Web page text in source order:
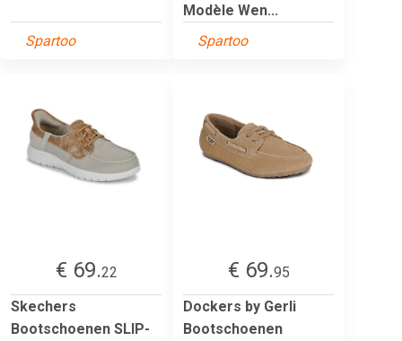
Spartoo
Modèle Wen...
Spartoo
€ 69.22
Skechers
Bootschoenen SLIP-
€ 69.95
Dockers by Gerli
Bootschoenen